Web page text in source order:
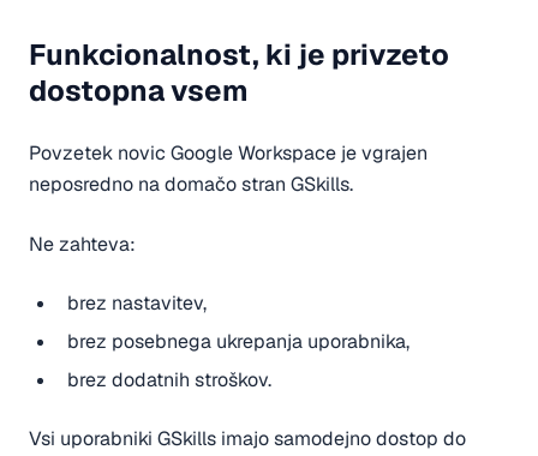
Funkcionalnost, ki je privzeto
dostopna vsem
Povzetek novic Google Workspace je vgrajen
neposredno na domačo stran GSkills.
Ne zahteva:
brez nastavitev,
brez posebnega ukrepanja uporabnika,
brez dodatnih stroškov.
Vsi uporabniki GSkills imajo samodejno dostop do